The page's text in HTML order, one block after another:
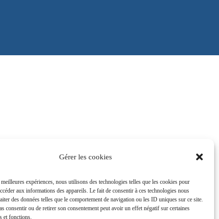
Gérer les cookies
expériences, nous utilisons des technologies telles que les cookies pour
aux informations des appareils. Le fait de consentir à ces technologies nous
des données telles que le comportement de navigation ou les ID uniques sur ce site.
consentir ou de retirer son consentement peut avoir un effet négatif sur certaines
et fonctions.